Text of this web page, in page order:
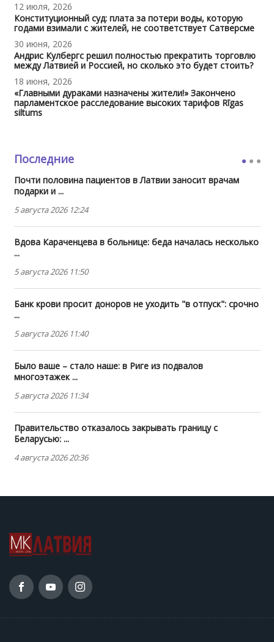
12 июля, 2026
Конституционный суд: плата за потери воды, которую
годами взимали с жителей, не соответствует Сатверсме
30 июня, 2026
Андрис Кулбергс решил полностью прекратить торговлю
между Латвией и Россией, но сколько это будет стоить?
18 июня, 2026
«Главными дураками назначены жители!» Закончено
парламентское расследование высоких тарифов Rīgas
siltums
Последние
Почти половина пациентов в Латвии заносит врачам
подарки и ...
5 августа 2026 12:24
Вдова Караченцева в больнице: беда началась несколько
...
5 августа 2026 11:50
Банк крови просит доноров не уходить "в отпуск": срочно
...
5 августа 2026 11:40
Было ваше – стало наше: в Риге из подвалов
многоэтажек ...
5 августа 2026 11:34
Правительство отказалось закрывать границу с
Беларусью: ...
4 августа 2026 20:36